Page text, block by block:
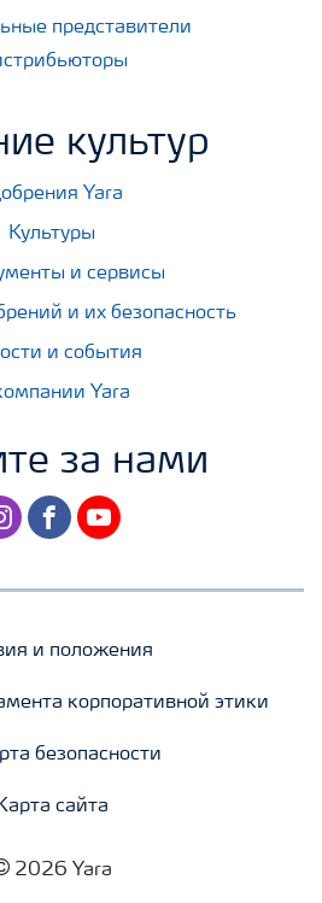
представители
культур
Yara
Культуры
и сервисы
и их безопасность
и события
Yara
за нами
facebookyoutube
и положения
корпоративной этики
безопасности
сайта
2026 Yara